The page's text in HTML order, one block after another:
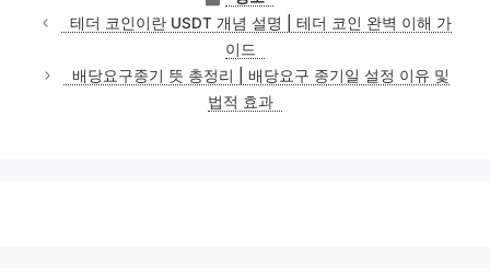
테
고
리
테더 코인이란 USDT 개념 설명 | 테더 코인 완벽 이해 가
이드
배당요구종기 뜻 총정리 | 배당요구 종기일 설정 이유 및
법적 효과